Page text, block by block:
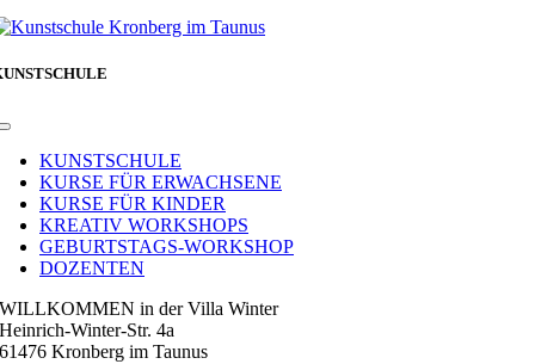
Toggle
NavigationKUNSTSCHULE
KURSE FÜR ERWACHSENE
KURSE FÜR KINDER
KREATIV WORKSHOPS
GEBURTSTAGS-WORKSHOP
DOZENTEN
WILLKOMMEN in der Villa Winter
Heinrich-Winter-Str. 4a
61476 Kronberg im Taunus